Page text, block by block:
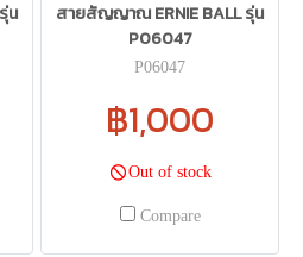
น
สายสัญญาณ ERNIE BALL รุ่น
P06047
P06047
฿1,000
Out of stock
Compare